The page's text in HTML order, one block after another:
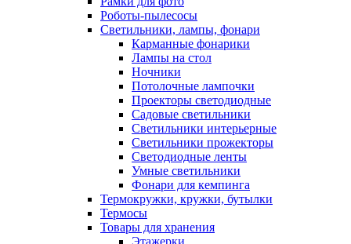
Роботы-пылесосы
Светильники, лампы, фонари
Карманные фонарики
Лампы на стол
Ночники
Потолочные лампочки
Проекторы светодиодные
Садовые светильники
Светильники интерьерные
Светильники прожекторы
Светодиодные ленты
Умные светильники
Фонари для кемпинга
Термокружки, кружки, бутылки
Термосы
Товары для хранения
Этажерки